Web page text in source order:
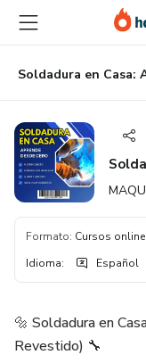
principal
página
de
página
Formato: Cursos
Idioma: Español
🔩 Soldadura en
Revestido) 🔧